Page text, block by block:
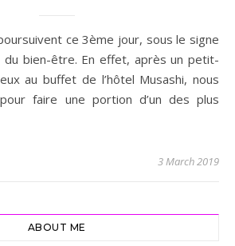
bien-être. En effet, après un petit-
au buffet de l’hôtel Musashi, nous
faire une portion d’un des plus
3 March 2019
ABOUT ME